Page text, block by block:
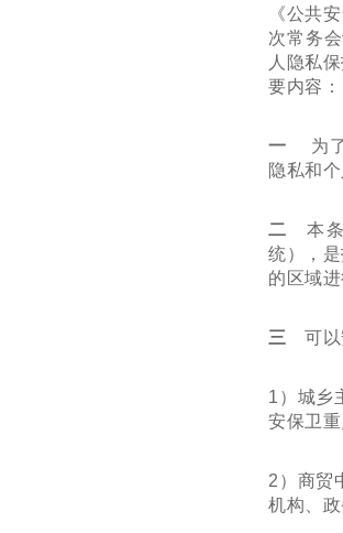
《公共
次常务
人隐私
要内容：
一
为了
隐私和
二 本条
统），
的区域
三 可以
1 ）城乡
安保卫重
2 ）商贸
机构、